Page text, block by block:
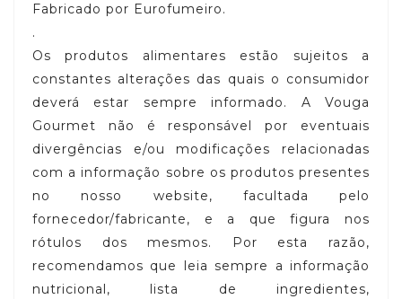
Fabricado por Eurofumeiro.
.
Os produtos alimentares estão sujeitos a
constantes alterações das quais o consumidor
deverá estar sempre informado. A Vouga
Gourmet não é responsável por eventuais
divergências e/ou modificações relacionadas
com a informação sobre os produtos presentes
no nosso website, facultada pelo
fornecedor/fabricante, e a que figura nos
rótulos dos mesmos. Por esta razão,
recomendamos que leia sempre a informação
nutricional, lista de ingredientes,